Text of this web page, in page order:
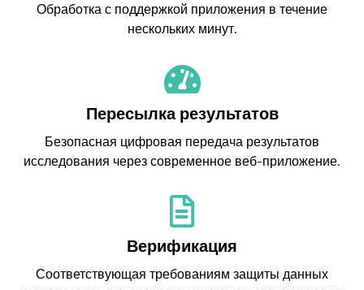
Обработка с поддержкой приложения в течение
нескольких минут.
Пересылка результатов
Безопасная цифровая передача результатов
исследования через современное веб-приложение.
Верификация
Соответствующая требованиям защиты данных